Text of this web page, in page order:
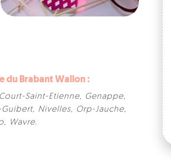
du Brabant Wallon :
Court-Saint-Etienne, Genappe,
Guibert, Nivelles, Orp-Jauche,
, Wavre.